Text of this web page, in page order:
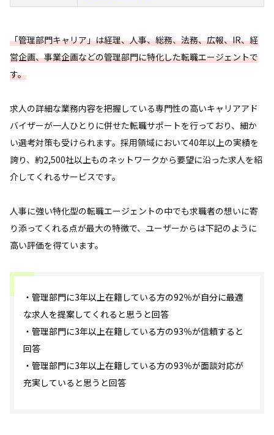
「管理部門キャリア」は経理、人事、総務、法務、広報、IR、経
営企画、事業企画などの管理部門に特化した転職エージェントで
す。
求人の詳細な業務内容を把握している専門性の高いキャリアアド
バイザーが一人ひとりに併せた転職サポートを行っており、細か
い選考対策も受けられます。採用領域において40年以上の実績を
誇り、約2,500社以上ものネットワークから要望に沿った求人を紹
介してくれるサービスです。
人事に強い特化型の転職エージェントの中でも求職者の想いに寄
り添ってくれる点が最大の特徴で、ユーザーからは下記のように
高い評価を得ています。
・管理部門に3年以上在籍している方の92％が自分に最適
な求人を提案してくれると思うと回答
・管理部門に3年以上在籍している方の93％が信頼すると
回答
・管理部門に3年以上在籍している方の93％が面談対応が
充実していると思うと回答